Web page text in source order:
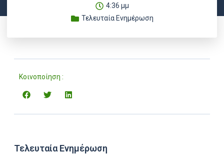
4:36 μμ
Τελευταία Ενημέρωση
Κοινοποίηση :
Τελευταία Ενημέρωση